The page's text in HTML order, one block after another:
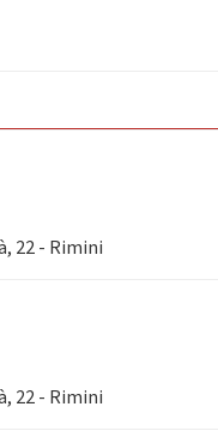
22 - Rimini
22 - Rimini